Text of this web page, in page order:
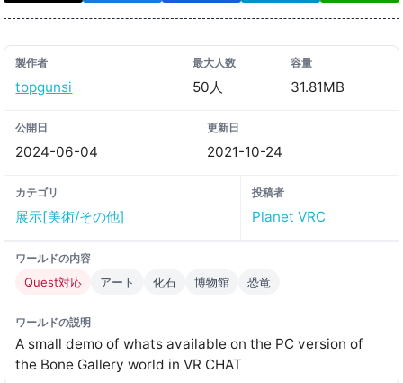
製作者
topgunsi
最大人数
50人
容量
31.81MB
公開日
2024-06-04
更新日
2021-10-24
カテゴリ
展示[美術/その他]
投稿者
Planet VRC
ワールドの内容
Quest対応 アート 化石 博物館 恐竜
ワールドの説明
A small demo of whats available on the PC version of
the Bone Gallery world in VR CHAT